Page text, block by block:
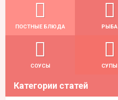
ПОСТНЫЕ БЛЮДА РЫБА
СОУСЫ СУПЫ
Категории статей